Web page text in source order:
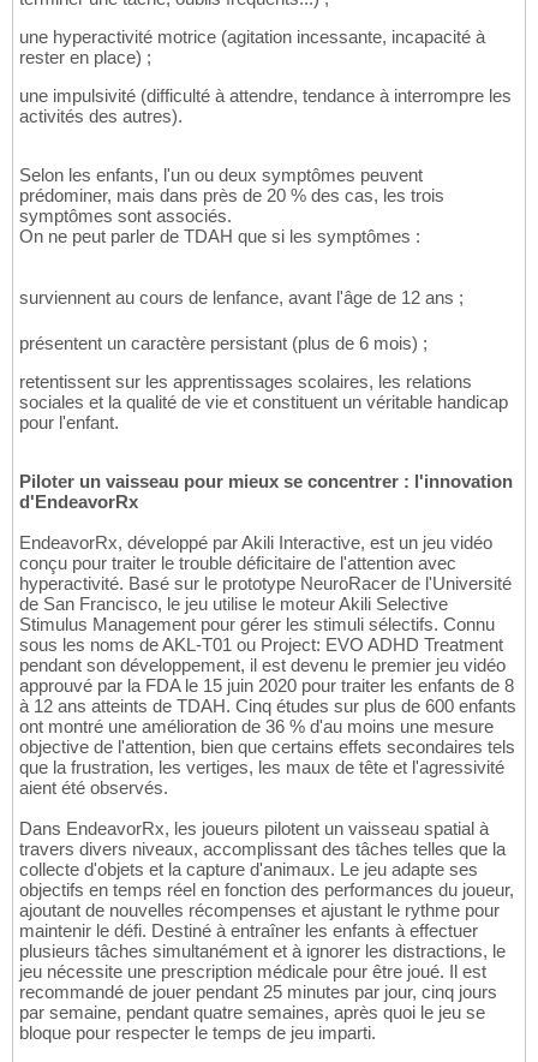
une hyperactivité motrice (agitation incessante, incapacité à
rester en place) ;
une impulsivité (difficulté à attendre, tendance à interrompre les
activités des autres).
Selon les enfants, l'un ou deux symptômes peuvent
prédominer, mais dans près de 20 % des cas, les trois
symptômes sont associés.
On ne peut parler de TDAH que si les symptômes :
surviennent au cours de lenfance, avant l'âge de 12 ans ;
présentent un caractère persistant (plus de 6 mois) ;
retentissent sur les apprentissages scolaires, les relations
sociales et la qualité de vie et constituent un véritable handicap
pour l'enfant.
Piloter un vaisseau pour mieux se concentrer : l'innovation
d'EndeavorRx
EndeavorRx, développé par Akili Interactive, est un jeu vidéo
conçu pour traiter le trouble déficitaire de l'attention avec
hyperactivité. Basé sur le prototype NeuroRacer de l'Université
de San Francisco, le jeu utilise le moteur Akili Selective
Stimulus Management pour gérer les stimuli sélectifs. Connu
sous les noms de AKL-T01 ou Project: EVO ADHD Treatment
pendant son développement, il est devenu le premier jeu vidéo
approuvé par la FDA le 15 juin 2020 pour traiter les enfants de 8
à 12 ans atteints de TDAH. Cinq études sur plus de 600 enfants
ont montré une amélioration de 36 % d'au moins une mesure
objective de l'attention, bien que certains effets secondaires tels
que la frustration, les vertiges, les maux de tête et l'agressivité
aient été observés.
Dans EndeavorRx, les joueurs pilotent un vaisseau spatial à
travers divers niveaux, accomplissant des tâches telles que la
collecte d'objets et la capture d'animaux. Le jeu adapte ses
objectifs en temps réel en fonction des performances du joueur,
ajoutant de nouvelles récompenses et ajustant le rythme pour
maintenir le défi. Destiné à entraîner les enfants à effectuer
plusieurs tâches simultanément et à ignorer les distractions, le
jeu nécessite une prescription médicale pour être joué. Il est
recommandé de jouer pendant 25 minutes par jour, cinq jours
par semaine, pendant quatre semaines, après quoi le jeu se
bloque pour respecter le temps de jeu imparti.